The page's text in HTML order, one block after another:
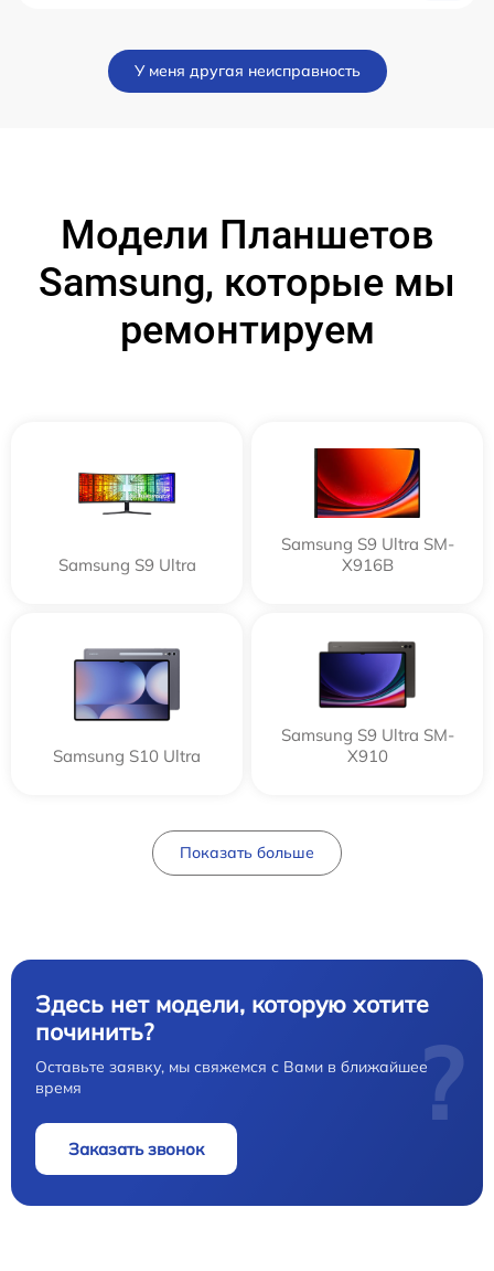
У меня другая неисправность
Модели Планшетов
Samsung, которые мы
ремонтируем
Samsung S9 Ultra
Samsung S9 Ultra SM-
X916B
Samsung S10 Ultra
Samsung S9 Ultra SM-
X910
Показать больше
Здесь нет модели, которую хотите
починить?
Оставьте заявку, мы свяжемся с Вами в ближайшее
время
Заказать звонок
?